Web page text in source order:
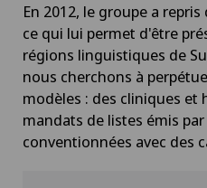
En 2012, le groupe a
ce qui lui permet d'être
régions linguistiques de
nous cherchons à
modèles : des cliniques
mandats de listes émis
conventionnées avec des